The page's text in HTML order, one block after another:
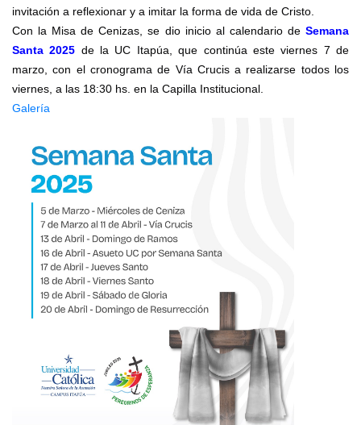
invitación a reflexionar y a imitar la forma de vida de Cristo.
Con la Misa de Cenizas, se dio inicio al calendario de Semana
Santa 2025 de la UC Itapúa, que continúa este viernes 7 de
marzo, con el cronograma de Vía Crucis a realizarse todos los
viernes, a las 18:30 hs. en la Capilla Institucional.
Galería